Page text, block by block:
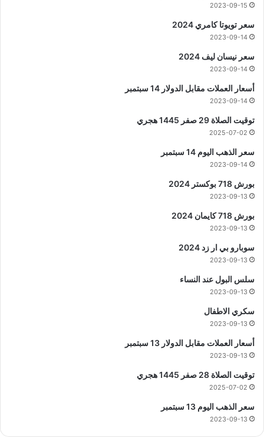
2023-09-15
سعر تويوتا كامري 2024
2023-09-14
سعر نيسان ليف 2024
2023-09-14
أسعار العملات مقابل الدولار 14 سبتمبر
2023-09-14
توقيت الصلاة 29 صفر 1445 هجري
2025-07-02
سعر الذهب اليوم 14 سبتمبر
2023-09-14
بورش 718 بوكستر 2024
2023-09-13
بورش 718 كايمان 2024
2023-09-13
سوبارو بي ار زد 2024
2023-09-13
سلس البول عند النساء
2023-09-13
سكري الاطفال
2023-09-13
أسعار العملات مقابل الدولار 13 سبتمبر
2023-09-13
توقيت الصلاة 28 صفر 1445 هجري
2025-07-02
سعر الذهب اليوم 13 سبتمبر
2023-09-13